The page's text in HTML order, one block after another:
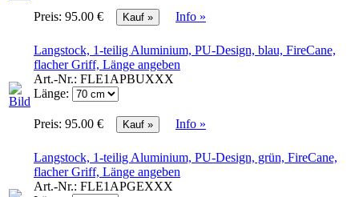
Preis: 95.00 € Info »
Langstock, 1-teilig Aluminium, PU-Design, blau, FireCane,
flacher Griff, Länge angeben
Art.-Nr.: FLE1APBUXXX
Länge:
Preis: 95.00 € Info »
Langstock, 1-teilig Aluminium, PU-Design, grün, FireCane,
flacher Griff, Länge angeben
Art.-Nr.: FLE1APGEXXX